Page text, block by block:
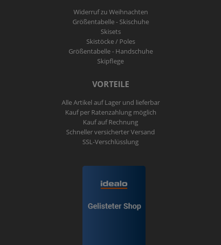
Widerruf zu Weihnachten
Größentabelle - Skischuhe
Skisets
Skistöcke / Poles
Größentabelle - Handschuhe
Skipflege
VORTEILE
Alle Artikel auf Lager und lieferbar
Kauf per Ratenzahlung möglich
Kauf auf Rechnung
Schneller versicherter Versand
SSL-Verschlüsslung